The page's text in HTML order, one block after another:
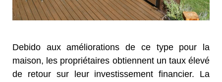
Debido aux améliorations de ce type pour la
maison, les propriétaires obtiennent un taux élevé
de retour sur leur investissement financier. La